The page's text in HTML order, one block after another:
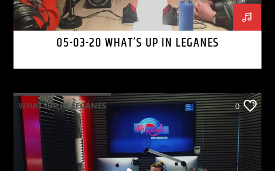
05-03-20 WHAT’S UP IN LEGANÉS
WHATSUP IN LEGANES 0